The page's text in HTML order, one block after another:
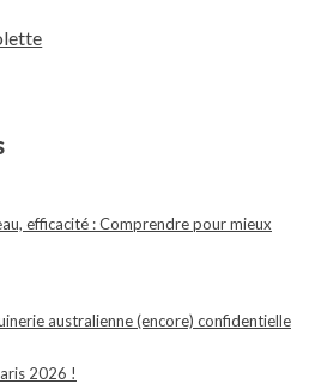
efficacité : Comprendre pour mieux
australienne (encore) confidentielle
2026 !